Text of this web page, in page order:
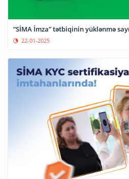
“SİMA İmza” tətbiqinin yüklənmə
22-01-2025